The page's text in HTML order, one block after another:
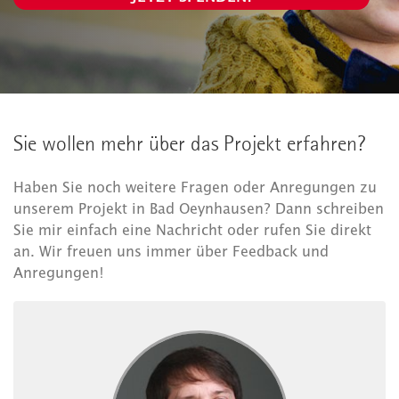
Sie wollen mehr über das Projekt erfahren?
Haben Sie noch weitere Fragen oder Anregungen zu
unserem Projekt in Bad Oeynhausen? Dann schreiben
Sie mir einfach eine Nachricht oder rufen Sie direkt
an. Wir freuen uns immer über Feedback und
Anregungen!